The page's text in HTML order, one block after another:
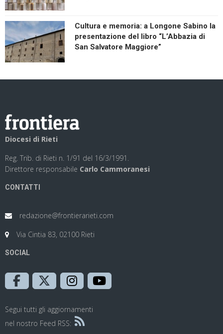
Cultura e memoria: a Longone Sabino la
presentazione del libro “L’Abbazia di
San Salvatore Maggiore”
Diocesi di Rieti
Reg. Trib. di Rieti n. 1/91 del 16/3/1991.
Direttore responsabile Carlo Cammoranesi
CONTATTI
redazione@frontierarieti.com
Via Cintia 83, 02100 Rieti
SOCIAL
Segui tutti gli aggiornamenti
nel nostro Feed RSS: